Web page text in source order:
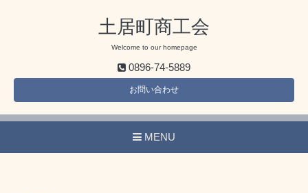
土居町商工会
Welcome to our homepage
0896-74-5889
お問い合わせ
MENU